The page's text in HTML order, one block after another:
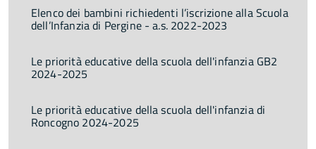
Elenco dei bambini richiedenti l’iscrizione alla Scuola
dell’Infanzia di Pergine - a.s. 2022-2023
Le priorità educative della scuola dell'infanzia GB2
2024-2025
Le priorità educative della scuola dell'infanzia di
Roncogno 2024-2025